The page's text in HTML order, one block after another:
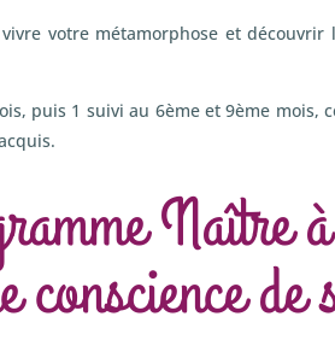
votre métamorphose et
puis 1 suivi au 6ème et 9ème mois,
Naître
conscience de